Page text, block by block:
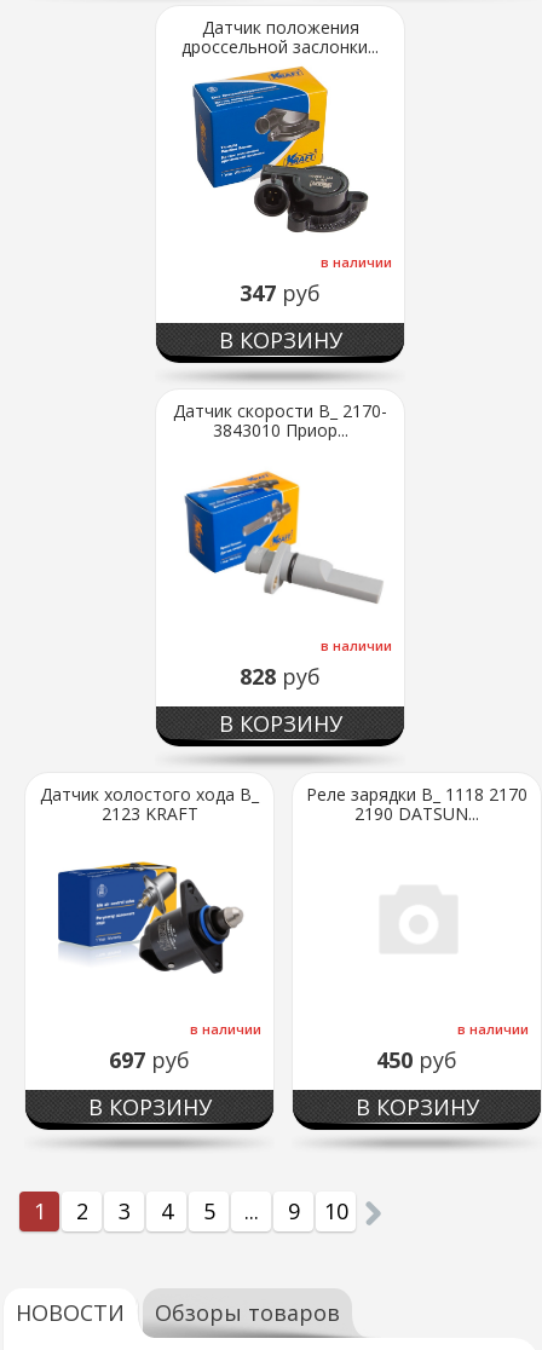
Датчик положения
дроссельной заслонки...
в наличии
347 руб
В КОРЗИНУ
Датчик скорости В_ 2170-
3843010 Приор...
в наличии
828 руб
В КОРЗИНУ
Датчик холостого хода В_
2123 KRAFT
в наличии
697 руб
В КОРЗИНУ
Реле зарядки В_ 1118 2170
2190 DATSUN...
в наличии
450 руб
В КОРЗИНУ
1 2 3 4 5 ... 9 10
НОВОСТИ Обзоры товаров